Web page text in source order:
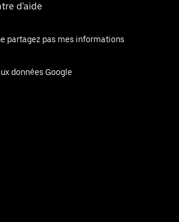
d'aide
partagez pas mes informations
données Google